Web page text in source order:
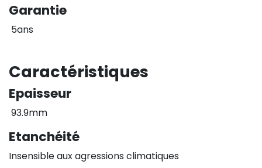
Garantie
5ans
Caractéristiques
Epaisseur
93.9mm
Etanchéité
Insensible aux agressions climatiques